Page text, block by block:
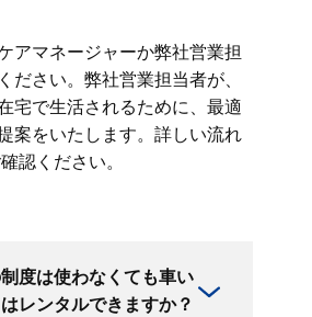
アマネージャーか弊社営業担
ださい。弊社営業担当者が、
宅で生活されるために、最適
案をいたします。詳しい流れ
認ください。
度は使わなくても車い
レンタルできますか？